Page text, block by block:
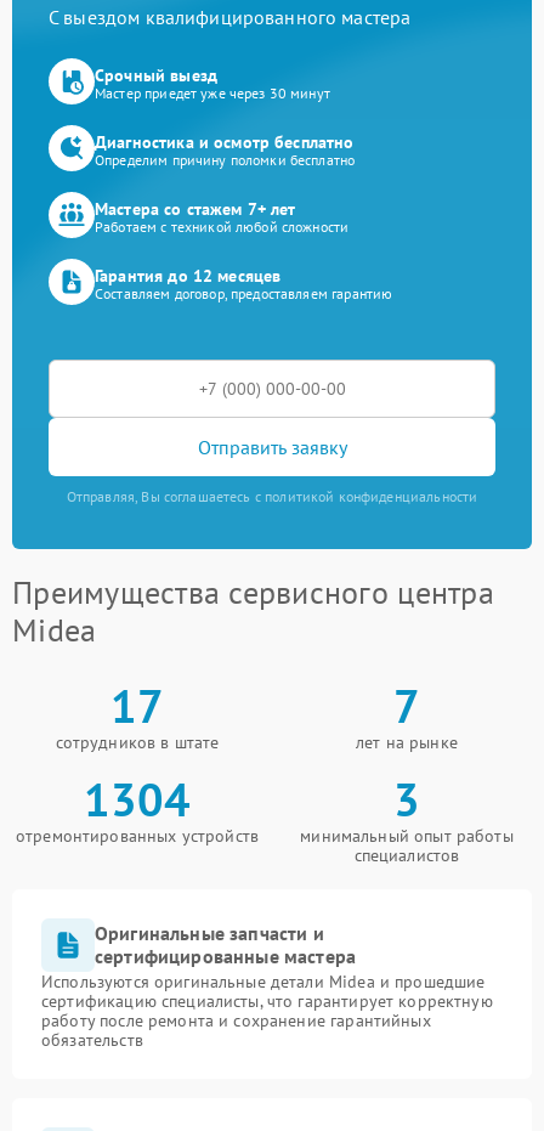
С выездом квалифицированного мастера
Срочный выезд
Мастер приедет уже через 30 минут
Диагностика и осмотр бесплатно
Определим причину поломки бесплатно
Мастера со стажем 7+ лет
Работаем с техникой любой сложности
Гарантия до 12 месяцев
Составляем договор, предоставляем гарантию
Отправить заявку
Отправляя, Вы соглашаетесь с политикой конфиденциальности
Преимущества сервисного центра
Midea
17
сотрудников в штате
7
лет на рынке
1304
отремонтированных устройств
3
минимальный опыт работы
специалистов
Оригинальные запчасти и
сертифицированные мастера
Используются оригинальные детали Midea и прошедшие
сертификацию специалисты, что гарантирует корректную
работу после ремонта и сохранение гарантийных
обязательств